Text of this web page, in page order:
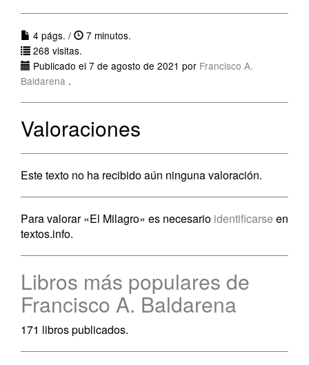
4 págs. /
7 minutos.
268 visitas.
Publicado el 7 de agosto de 2021 por Francisco A.
Baldarena .
Valoraciones
Este texto no ha recibido aún ninguna valoración.
Para valorar «El Milagro» es necesario identificarse en
textos.info.
Libros más populares de
Francisco A. Baldarena
171 libros publicados.